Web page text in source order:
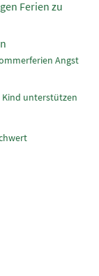
Ferien zu
Angst
Kind unterstützen